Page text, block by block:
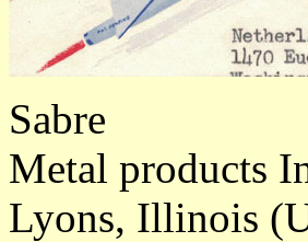
Sabre
Metal products
Lyons, Illinois